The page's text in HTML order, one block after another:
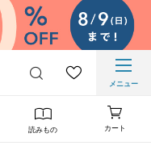
メニュー
読みもの カート